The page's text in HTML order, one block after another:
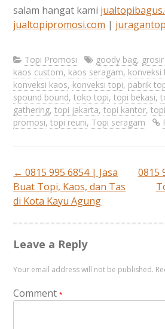
salam hangat kami
jualtopipromosi.com |
Topi Promosi goody bag,
kaos custom, kaos seragam, konveksi
konveksi kaos, konveksi topi, pabrik
spound bound,toko topi,topi bekasi,
gathering,topi jakarta,topi kantor,
promosi,topi reuni, Topi seragam
Post
navigation
← 0815 995 6854 | Jasa
Buat Topi, Kaos, dan Tas
di Kota Kayu Agung
0815
Leave a Reply
Your email address will not be published.
Comment*